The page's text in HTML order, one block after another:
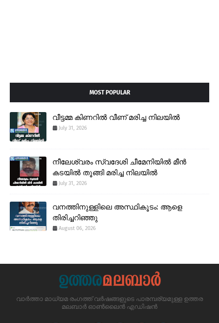
MOST POPULAR
വീട്ടമ്മ കിണറിൽ വീണ് മരിച്ച നിലയിൽ
July 31, 2026
നീലേശ്വരം സ്വദേശി ചീമേനിയിൽ മീൻ
കടയിൽ തൂങ്ങി മരിച്ച നിലയിൽ
July 31, 2026
വനത്തിനുള്ളിലെ അസ്ഥികൂടം: ആളെ
തിരിച്ചറിഞ്ഞു
August 06, 2026
വാർത്താ മാധ്യമ രംഗത്ത് വർഷങ്ങളുടെ പാരമ്പര്യമുള്ള ഉത്തര
മലബാർ ഓൺലൈൻ എഡിഷൻ